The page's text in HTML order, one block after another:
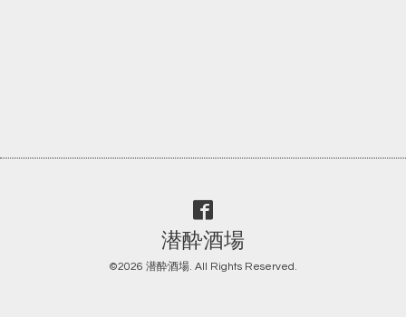
潜酔酒場
©2026 潜酔酒場. All Rights Reserved.